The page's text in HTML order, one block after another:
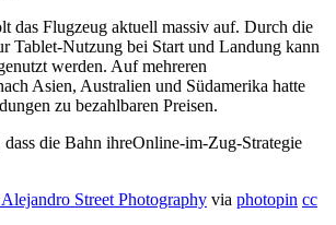
das Flugzeug aktuell massiv auf. Durch die
Tablet-Nutzung bei Start und Landung kann
werden. Auf mehreren
Asien, Australien und Südamerika hatte
zu bezahlbaren Preisen.
die Bahn ihreOnline-im-Zug-Strategie
Street Photography via photopin cc